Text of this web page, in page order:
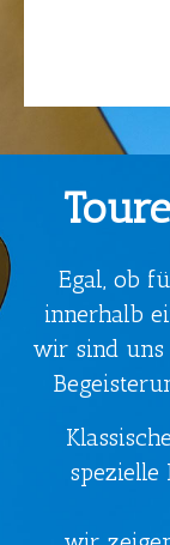
Egal, ob
innerhalb
wir sind uns
spezielle